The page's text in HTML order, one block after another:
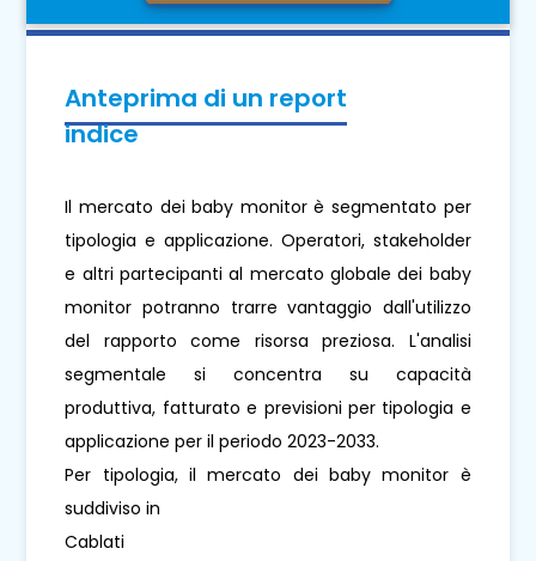
Anteprima di un report
indice
Il mercato dei baby monitor è segmentato per
tipologia e applicazione. Operatori, stakeholder
e altri partecipanti al mercato globale dei baby
monitor potranno trarre vantaggio dall'utilizzo
del rapporto come risorsa preziosa. L'analisi
segmentale si concentra su capacità
produttiva, fatturato e previsioni per tipologia e
applicazione per il periodo 2023-2033.
Per tipologia, il mercato dei baby monitor è
suddiviso in
Cablati